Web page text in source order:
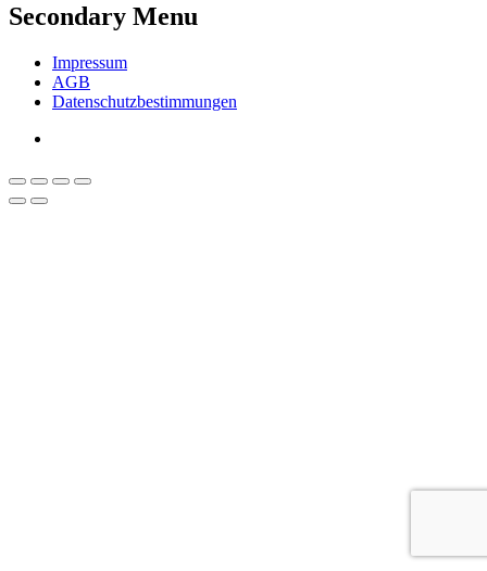
Secondary Menu
Impressum
AGB
Datenschutzbestimmungen